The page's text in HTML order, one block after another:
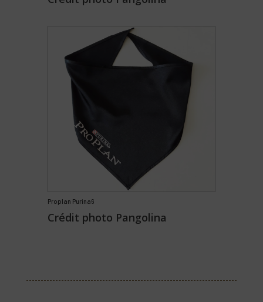
Proplan Purina6
Crédit photo Pangolina